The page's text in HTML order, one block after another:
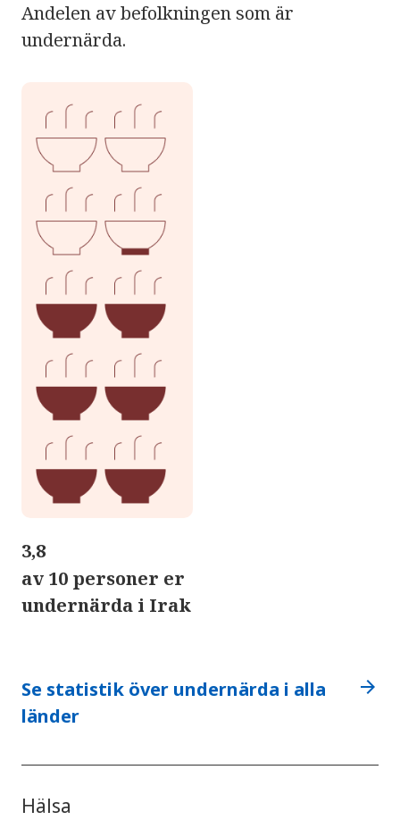
Andelen av befolkningen som är
undernärda.
3,8
av 10 personer er
undernärda i Irak
Se statistik över undernärda i alla
länder
arrow_forward
Hälsa